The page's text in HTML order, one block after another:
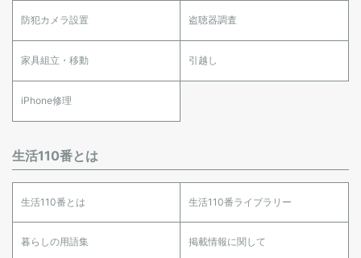
防犯カメラ設置 盗聴器調査
家具組立・移動 引越し
iPhone修理
生活110番とは
生活110番とは 生活110番ライブラリー
暮らしの用語集 掲載情報に関して